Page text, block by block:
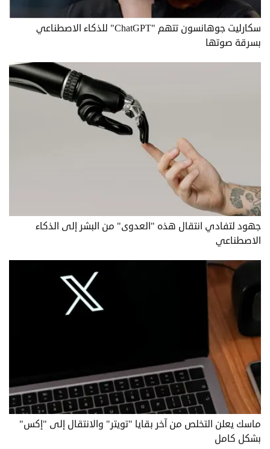
سكارليت جوهانسون تتهم "ChatGPT" للذكاء الاصطناعي
بسرقة صوتها
جهود لتفادي انتقال هذه "العدوى" من البشر إلى الذكاء
الاصطناعي
ماسك يعلن التخلص من آخر بقايا "تويتر" والانتقال إلى "إكس"
بشكل كامل